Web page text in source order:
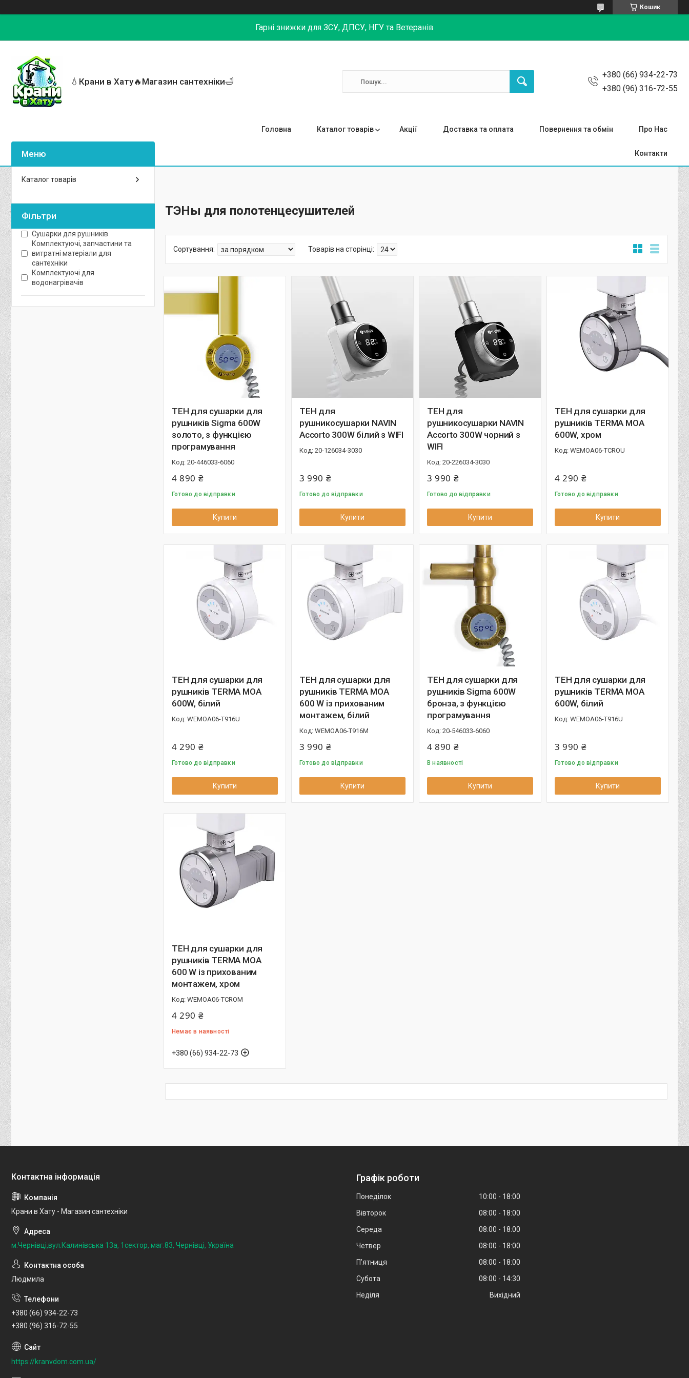
Кошик
Гарні знижки для ЗСУ, ДПСУ, НГУ та Ветеранів
💧Крани в Хату🔥Магазин сантехніки🛁
+380 (66) 934-22-73
+380 (96) 316-72-55
Головна Каталог товарів Акції Доставка та оплата Повернення та обмін Про Нас
Контакти
ТЭНы для полотенцесушителей
ТЕН для сушарки для
рушників Sigma 600W
золото, з функцією
програмування
20-446033-6060
4 890 ₴
Готово до відправки
Купити
ТЕН для
рушникосушарки NAVIN
Accorto 300W білий з WIFI
20-126034-3030
3 990 ₴
Готово до відправки
Купити
ТЕН для
рушникосушарки NAVIN
Accorto 300W чорний з
WIFI
20-226034-3030
3 990 ₴
Готово до відправки
Купити
ТЕН для сушарки для
рушників TERMA MOA
600W, хром
WEMOA06-TCROU
4 290 ₴
Готово до відправки
Купити
ТЕН для сушарки для
рушників TERMA MOA
600W, білий
WEMOA06-T916U
4 290 ₴
Готово до відправки
Купити
ТЕН для сушарки для
рушників TERMA MOA
600 W із прихованим
монтажем, білий
WEMOA06-T916M
3 990 ₴
Готово до відправки
Купити
ТЕН для сушарки для
рушників Sigma 600W
бронза, з функцією
програмування
20-546033-6060
4 890 ₴
В наявності
Купити
ТЕН для сушарки для
рушників TERMA MOA
600W, білий
WEMOA06-T916U
3 990 ₴
Готово до відправки
Купити
ТЕН для сушарки для
рушників TERMA MOA
600 W із прихованим
монтажем, хром
WEMOA06-TCROM
4 290 ₴
Немає в наявності
+380 (66) 934-22-73
Каталог товарів
Фільтри
Сушарки для рушників
Комплектуючі, запчастини та
витратні матеріали для
сантехніки
Комплектуючі для
водонагрівачів
Крани в Хату - Магазин сантехніки
м.Чернівці,вул.Калинівська 13а, 1сектор, маг.83, Чернівці, Україна
Людмила
+380 (66) 934-22-73
+380 (96) 316-72-55
https://kranvdom.com.ua/
Графік роботи
Понеділок 10:00
18:00
Вівторок
08:00
18:00
Середа
08:00
18:00
Четвер
08:00
18:00
Пʼятниця
08:00
18:00
Субота
08:00
14:30
Неділя
Вихідний